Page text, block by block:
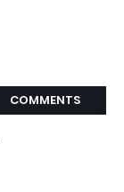
COMMENTS